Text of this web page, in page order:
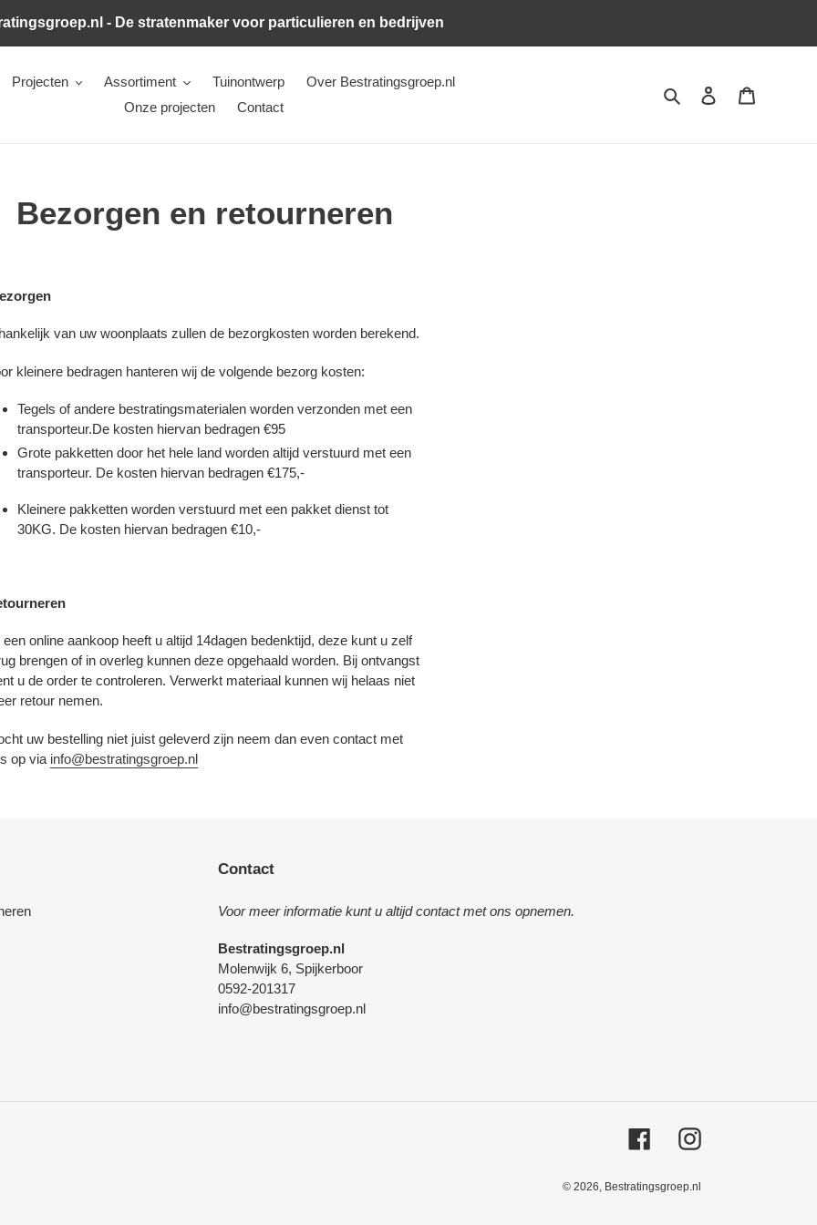
- De stratenmaker voor particulieren en bedrijven
Projecten Assortiment Tuinontwerp
Over Bestratingsgroep.nl
Onze projecten
Contact
Zoeken Inloggen
Bezorgen en retourneren
van uw woonplaats zullen de bezorgkosten worden berekend.
kleinere bedragen hanteren wij de volgende bezorg kosten:
Tegels of andere bestratingsmaterialen worden verzonden met een
transporteur.De kosten hiervan bedragen €95
Grote pakketten door het hele land worden altijd verstuurd met een
transporteur. De kosten hiervan bedragen €175,-
Kleinere pakketten worden verstuurd met een pakket dienst tot
30KG. De kosten hiervan bedragen €10,-
een online aankoop heeft u altijd 14dagen bedenktijd, deze kunt u zelf
brengen of in overleg kunnen deze opgehaald worden. Bij ontvangst
u de order te controleren. Verwerkt materiaal kunnen wij helaas niet
retour nemen.
uw bestelling niet juist geleverd zijn neem dan even contact met
op via info@bestratingsgroep.nl
Contact
Voor meer informatie kunt u altijd contact met ons opnemen.
Bestratingsgroep.nl
Molenwijk 6, Spijkerboor
0592-201317
info@bestratingsgroep.nl
FacebookInstagram
© 2026, Bestratingsgroep.nl